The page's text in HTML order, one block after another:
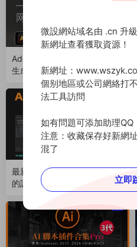
Adobe新出AI插件LOGO網格
生成器中文漢化版，設計效率
狂飙！（250709）
最新Adobe腳本塢插件，讓我
的設計效率提高了N倍！永久
免費使用！（241117）
微設網站域名由 .cn 升
新網址查看獲取資源！
新網址：
個别地區或公司網絡打
法工具訪問
如有問題可添加助理
注意：收藏保存好新網
混了
立即